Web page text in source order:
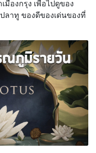
มืองกรุง เพื่อไปดูของ
ลาทู ของดีของเด่นของที่